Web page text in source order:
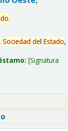
.
Sociedad del Estado,
Signatura